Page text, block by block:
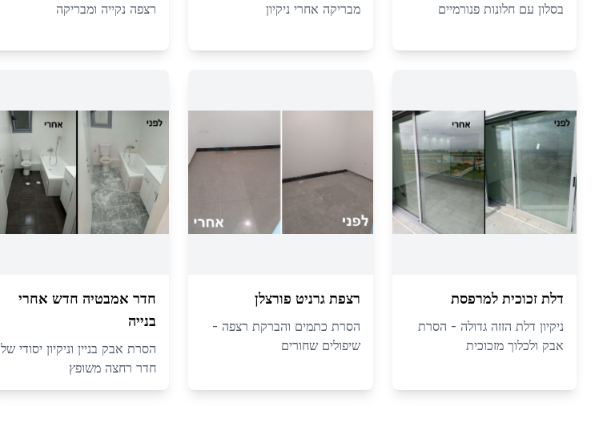
בסלון עם חלונות פנורמיים
מבריקה אחרי ניקיון
רצפה נקייה ומבריקה
דלת זכוכית למרפסת
ניקיון דלת הזזה גדולה - הסרת
אבק ולכלוך מזכוכית
רצפת גרניט פורצלן
הסרת כתמים והברקת רצפה -
שיפולים שחורים
חדר אמבטיה חדש אחרי
בנייה
הסרת אבק בניין וניקיון יסודי של
חדר רחצה משופץ